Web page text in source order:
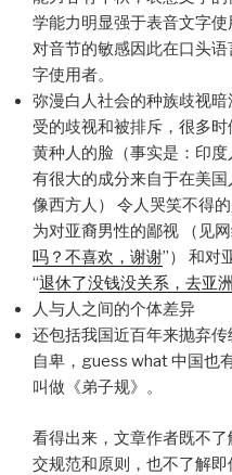
学能力明显强于表音文字
对音节的敏感因此在口头
字使用者。
弥漫白人社会的种族歧视
受的歧视和被排斥，很多
黄种人的脸（事实是：印
有很大的成分来自于在美
像西方人） 令人哭笑不得
为对亚裔男性的鄙视 （见
吗？不喜欢，谢谢”） 和对
“退休了没钱没关系，去亚
人与人之间的个体差异
还包括我国近百年来抛弃
自卑，guess what 中国也
叫做《弟子规》。
看得出来，文章作者既不
交规范和原则，也不了解